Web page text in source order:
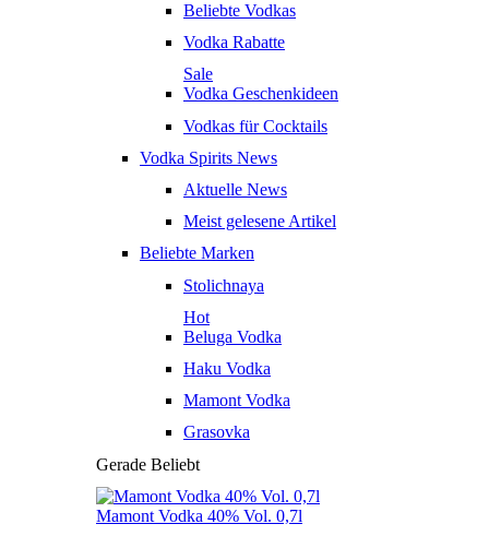
Beliebte Vodkas
Vodka Rabatte
Sale
Vodka Geschenkideen
Vodkas für Cocktails
Vodka Spirits News
Aktuelle News
Meist gelesene Artikel
Beliebte Marken
Stolichnaya
Hot
Beluga Vodka
Haku Vodka
Mamont Vodka
Grasovka
Gerade Beliebt
Mamont Vodka 40% Vol. 0,7l